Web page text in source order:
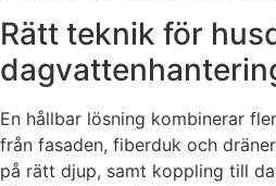
Rätt teknik för
En hållbar lösning kombinerar
från fasaden, fiberduk och
på rätt djup, samt koppling till